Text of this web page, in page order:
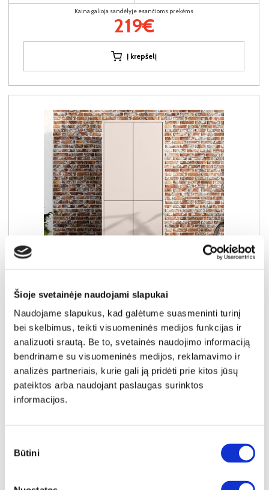
Šioje svetainėje naudojami slapukai
Naudojame slapukus, kad galėtume suasmeninti turinį
bei skelbimus, teikti visuomeninės medijos funkcijas ir
analizuoti srautą. Be to, svetainės naudojimo informaciją
bendriname su visuomeninės medijos, reklamavimo ir
analizės partneriais, kurie gali ją pridėti prie kitos jūsų
pateiktos arba naudojant paslaugas surinktos
informacijos.
pasirinkimas
Būtini
Kaina galioja sandėlyje esančioms prekėms
219€
Į krepšelį
ALICE SPRINGS ACSS822-U60 batų spinta
Išmatavimai: A:192cmP:75cmG:35cm
Kaina:
149€
Į krepšelį